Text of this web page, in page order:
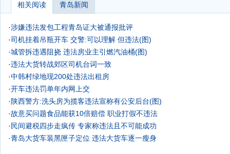
相关阅读 青岛新闻
·涉嫌违法发包工程青岛证大被通报批评
·司机挂着吊瓶开车 交警:可以理解 但违法(图)
·城管拆违遇阻挠 违法房业主引燃汽油桶(图)
·违法大货转战郊区司机台词一致
·中韩村绿地现200处违法出租房
·开车违法罚单年内网上交
· 陕西警方:洗头房为揽客违法宣称有公安后台(图)
·故意买问题食品能获10倍赔偿 职业打假不违法
· 民间避税四步走疯传 专家称违法且不可能成功
·青岛大货车装黑匣子定位 违法大货车逐一瘦身